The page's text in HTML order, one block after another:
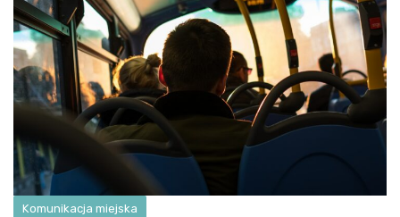
Komunikacja miejska